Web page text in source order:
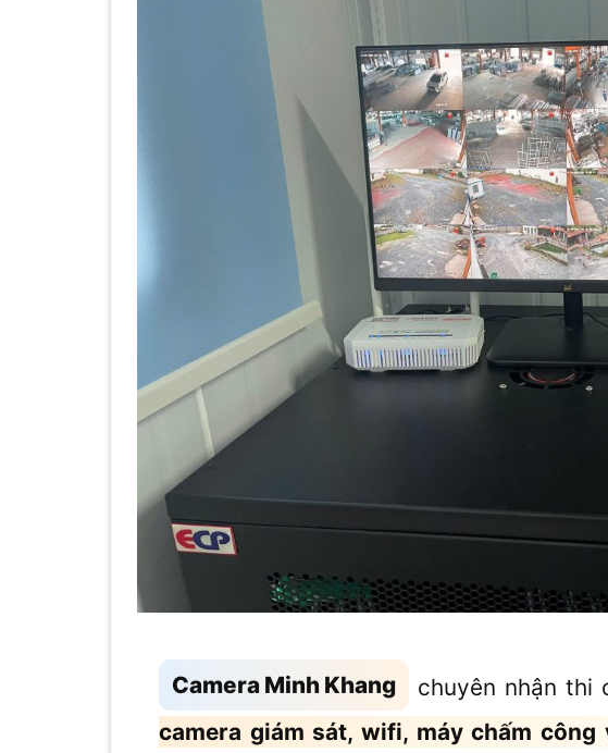
Camera Minh Khang chuyên nhận thi
camera giám sát, wifi, máy chấm công